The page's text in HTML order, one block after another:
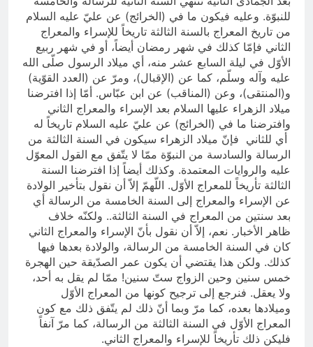
للنبوّة. وعليه فيكون ما في (الخرائج) عن عليّ عليه السلام
من تاريخ المعراج بالسنة الثالثة تاريخاً للإسراء والمعراج
الثاني فإمّا كذلك في شهر رمضان أيضاً، أو في شهر ربيع
الأوّل في ليلة السابع عشر منه، أي ميلاد الرسول صلّى الله
عليه وآله وسلّم، كما عن (الإقبال)، ومرّ عن (العدد القوّية)
و(المنتقى)، وعن (المناقب) عن ابن عبّاس. أمّا إذا افترضنا
ميلاد الزهراء عليها السلام بعد الإسراء والمعراج الثاني
وافترضنا ما في (الخرائج) عن عليّ عليه السلام تاريخاً له
أي للثاني فإنّ ميلاد الزهراء سيكون في السنة الثالثة من
الرسالة والسادسة من النبوّة ممّا لا يتّفق مع القول المعوّل
عليه والروايات المعتمدة. وكذلك أيضاً إذا افترضنا السنة
الثالثة تأريخاً للمعراج الأوّل. اللّهمّ إلاّ أن نقول بتأخير الولادة
عن الإسراء والمعراج إلى السنة الخامسة من الرسالة أي
بعد سنتين من المعراج في السنة الثالثة.. ولكنّه خلاف
ظاهر الأخبار. نعم، إلاّ أن نقول بأنّ الإسراء والمعراج الثاني
كان في السنة الخامسة من الرسالة، والولادة بعدها فيها
كذلك. ولكن هذا يقتضي أن يكون عمر الصدّيقة حين الهجرة
خمس سنين وحين الزواج ستّ سنين! ممّا لم يقل به أحد،
ولا يعقل. فنرجع إلى ترجيح كونها من المعراج الأوّل
وميلادها بعده، كما مرّ وبما أنّ ذلك لم يتّفق ذلك مع كون
المعراج الأوّل في السنة الثالثة من الرسالة، كما مرّ آنفاً
فليكن ذلك تأريخاً للإسراء والمعراج الثاني.